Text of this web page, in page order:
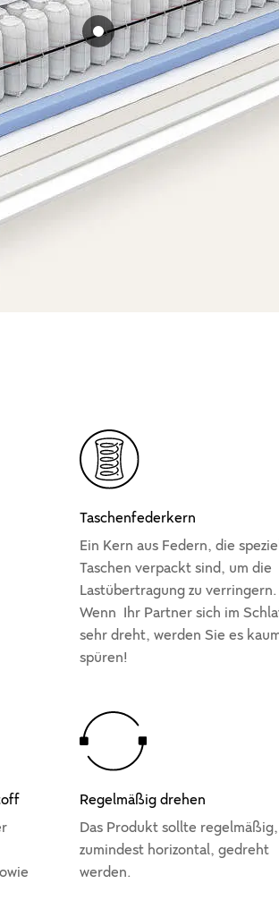
Taschenfederkern
Ein Kern aus Federn, die
Taschen verpackt sind, um die
Lastübertragung zu verringern.
Wenn Ihr Partner sich im
sehr dreht, werden Sie es
spüren!
Regelmäßig drehen
Das Produkt sollte regelmäßig,
zumindest horizontal, gedreht
werden.